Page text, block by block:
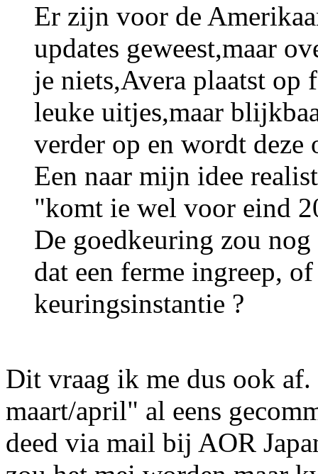
Er zijn voor de
updates geweest,maar
je niets,Avera plaatst op
leuke uitjes,maar
verder op en wordt deze
Een naar mijn idee
"komt ie wel voor eind
De goedkeuring zou
dat een ferme ingreep,
keuringsinstantie ?
Dit vraag ik me dus ook
maart/april" al eens
deed via mail bij AOR